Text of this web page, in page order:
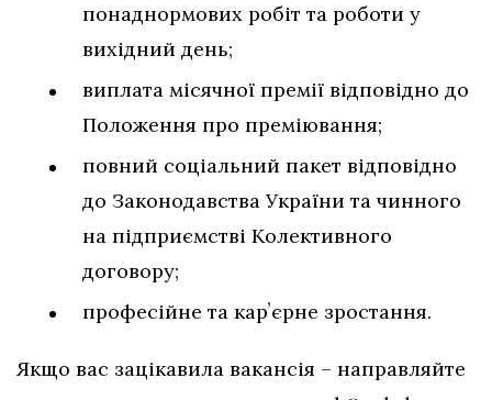
понаднормових робіт та роботи у
вихідний день;
виплата місячної премії відповідно до
Положення про преміювання;
повний соціальний пакет відповідно
до Законодавства України та чинного
на підприємстві Колективного
договору;
професійне та карʼєрне зростання.
Якщо вас зацікавила вакансія – направляйте